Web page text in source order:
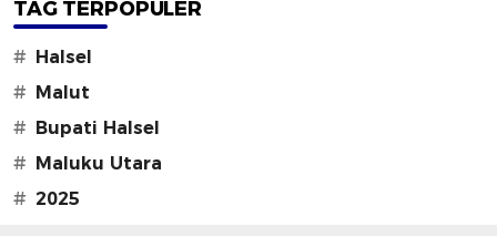
TAG TERPOPULER
#
Halsel
#
Malut
#
Bupati Halsel
#
Maluku Utara
# 2025